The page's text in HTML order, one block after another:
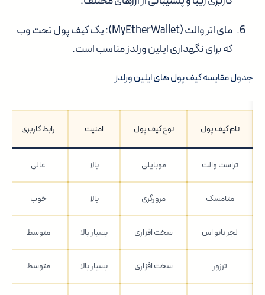
مای اتر والت (MyEtherWallet)
: یک کیف پول تحت وب
که برای نگهداری ایلین ورلدز مناسب است.
جدول مقایسه کیف پول های ایلین ورلدز
نام کیف پول نوع کیف پول امنیت رابط کاربری
تراست والت موبایلی بالا عالی
متامسک مرورگری بالا خوب
لجر نانو اس سخت افزاری بسیار بالا متوسط
ترزور سخت افزاری بسیار بالا متوسط